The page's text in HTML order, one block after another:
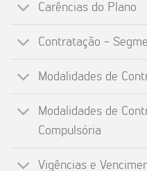
Carências do Plano
Contratação -
Modalidades de
Modalidades de
Compulsória
Vigências e